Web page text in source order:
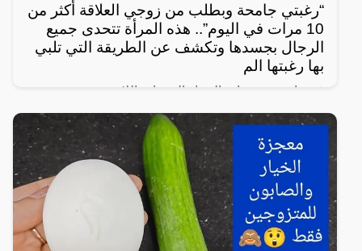
“رغبتي جامحة وبطلب من زوجي العلاقة أكثر من
10 مرات في اليوم”.. هذه المرأة تتحدى جميع
الرجال بجسدها وتكشف عن الطريقة التي تلبي
بها رغبتها الم
في واحدة من نوادر النساء العربيات اللاتي يعشن شهوة
مفرطة في الرغبة بالعلاقة الجنسية، سواءً ضمن علاقة
زوجية مشروعة أو علاقة محرمة مع الرجال، ففي هذا
المقال